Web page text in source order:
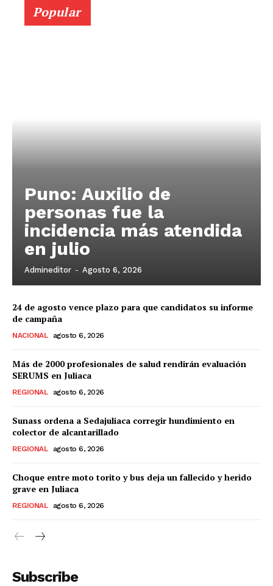
Diario los Andes
Nosotros
Prensa
Popular
Puno: Auxilio de
personas fue la
incidencia más atendida
en julio
Admineditor - Agosto 6, 2026
24 de agosto vence plazo para que candidatos su informe
de campaña
NACIONAL agosto 6, 2026
Más de 2000 profesionales de salud rendirán evaluación
SERUMS en Juliaca
REGIONAL agosto 6, 2026
Sunass ordena a Sedajuliaca corregir hundimiento en
colector de alcantarillado
REGIONAL agosto 6, 2026
Choque entre moto torito y bus deja un fallecido y herido
grave en Juliaca
REGIONAL agosto 6, 2026
Subscribe